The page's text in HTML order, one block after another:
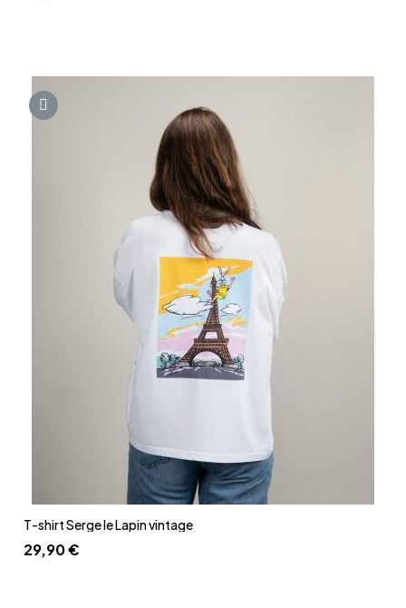
Aperçu rapide
T-shirt Serge le Lapin vintage
29,90 €